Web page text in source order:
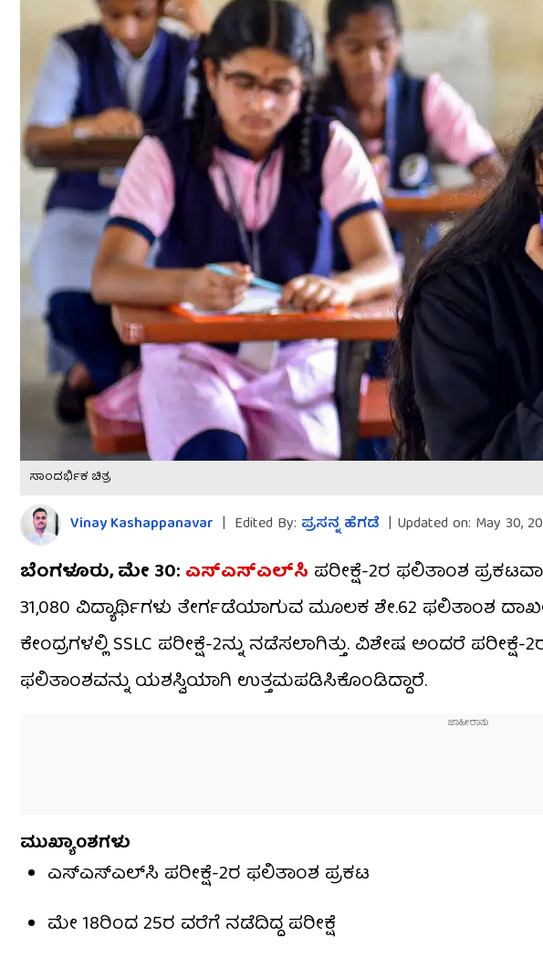
ಸಾಂದರ್ಭಿಕ ಚಿತ್ರ
Vinay Kashappanavar | Edited By: ಪ್ರಸನ್ನ ಹೆಗಡೆ | Updated on: May 30,
ಬೆಂಗಳೂರು, ಮೇ 30: ಎಸ್‌ಎಸ್‌ಎಲ್‌ಸಿ ಪರೀಕ್ಷೆ-2ರ ಫಲಿತಾಂಶ
31,080 ವಿದ್ಯಾರ್ಥಿಗಳು ತೇರ್ಗಡೆಯಾಗುವ ಮೂಲಕ ಶೇ.62 ಫಲಿತಾಂಶ
ಕೇಂದ್ರಗಳಲ್ಲಿ SSLC ಪರೀಕ್ಷೆ-2ನ್ನು ನಡೆಸಲಾಗಿತ್ತು. ವಿಶೇಷ ಅಂದರೆ
ಫಲಿತಾಂಶವನ್ನು ಯಶಸ್ವಿಯಾಗಿ ಉತ್ತಮಪಡಿಸಿಕೊಂಡಿದ್ದಾರೆ.
ಮುಖ್ಯಾಂಶಗಳು
ಎಸ್‌ಎಸ್‌ಎಲ್‌ಸಿ ಪರೀಕ್ಷೆ-2ರ ಫಲಿತಾಂಶ ಪ್ರಕಟ
ಮೇ 18ರಿಂದ 25ರ ವರೆಗೆ ನಡೆದಿದ್ದ ಪರೀಕ್ಷೆ